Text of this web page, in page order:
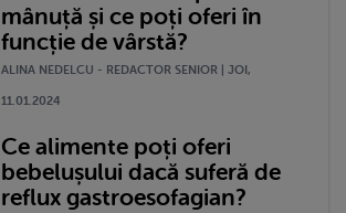
mânuță și ce poți oferi în
funcție de vârstă?
ALINA NEDELCU - REDACTOR SENIOR | JOI,
11.01.2024
Ce alimente poți oferi
bebelușului dacă suferă de
reflux gastroesofagian?